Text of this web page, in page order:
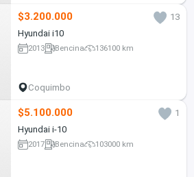
$3.200.000
13
Hyundai i10
2013 Bencina 136100 km
Coquimbo
$5.100.000
1
Hyundai i-10
2017 Bencina 103000 km